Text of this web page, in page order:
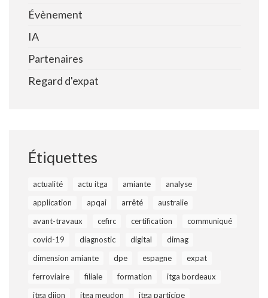
Évènement
IA
Partenaires
Regard d'expat
Étiquettes
actualité actu itga amiante
analyse
application
apqai arrêté
australie
avant-travaux
cefirc certification
communiqué
covid-19
diagnostic digital
dimag
dimension amiante
dpe espagne
expat
ferroviaire
filiale formation
itga bordeaux
itga dijon
itga meudon
itga participe